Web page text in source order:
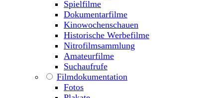
Spielfilme
Dokumentarfilme
Kinowochenschauen
Historische Werbefilme
Nitrofilmsammlung
Amateurfilme
Suchaufrufe
Filmdokumentation
Fotos